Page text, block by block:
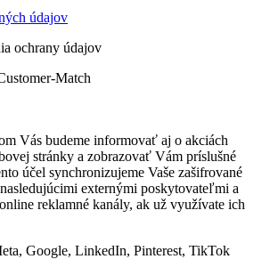
údajov
ochrany údajov
Match
Vás budeme informovať aj o akciách
stránky a zobrazovať Vám príslušné
účel synchronizujeme Vaše zašifrované
externými poskytovateľmi a
reklamné kanály, ak už využívate ich
Google, LinkedIn, Pinterest, TikTok